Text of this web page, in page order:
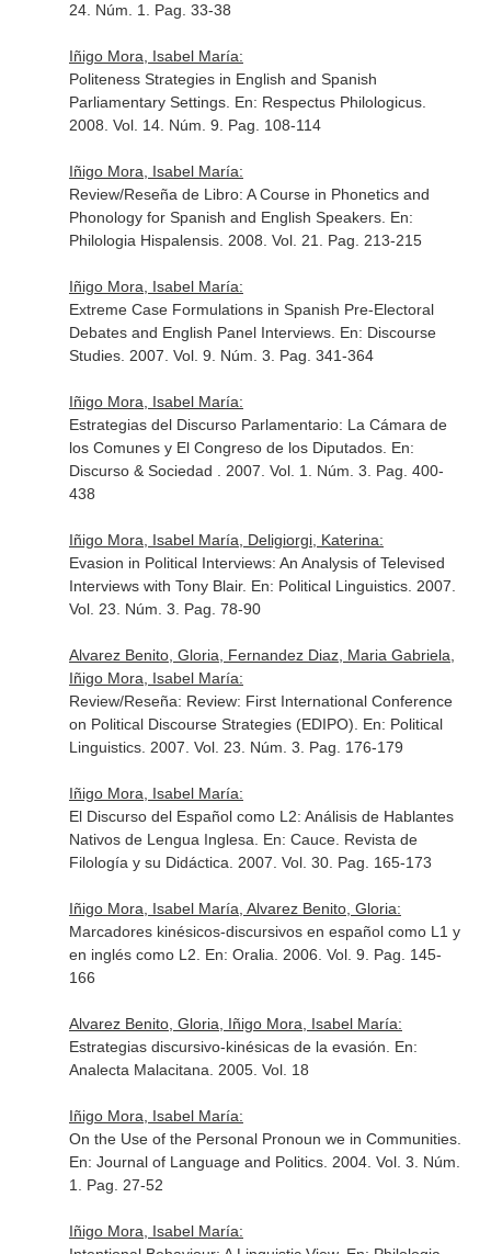
24. Núm. 1. Pag. 33-38
Iñigo Mora, Isabel María:
Politeness Strategies in English and Spanish
Parliamentary Settings. En: Respectus Philologicus.
2008. Vol. 14. Núm. 9. Pag. 108-114
Iñigo Mora, Isabel María:
Review/Reseña de Libro: A Course in Phonetics and
Phonology for Spanish and English Speakers. En:
Philologia Hispalensis. 2008. Vol. 21. Pag. 213-215
Iñigo Mora, Isabel María:
Extreme Case Formulations in Spanish Pre-Electoral
Debates and English Panel Interviews. En: Discourse
Studies. 2007. Vol. 9. Núm. 3. Pag. 341-364
Iñigo Mora, Isabel María:
Estrategias del Discurso Parlamentario: La Cámara de
los Comunes y El Congreso de los Diputados. En:
Discurso & Sociedad
. 2007. Vol. 1. Núm. 3. Pag. 400-
438
Iñigo Mora, Isabel María, Deligiorgi, Katerina:
Evasion in Political Interviews: An Analysis of Televised
Interviews with Tony Blair. En: Political Linguistics. 2007.
Vol. 23. Núm. 3. Pag. 78-90
Alvarez Benito, Gloria, Fernandez Diaz, Maria Gabriela,
Iñigo Mora, Isabel María:
Review/Reseña: Review: First International Conference
on Political Discourse Strategies (EDIPO). En: Political
Linguistics. 2007. Vol. 23. Núm. 3. Pag. 176-179
Iñigo Mora, Isabel María:
El Discurso del Español como L2: Análisis de Hablantes
Nativos de Lengua Inglesa. En: Cauce. Revista de
Filología y su Didáctica . 2007. Vol. 30. Pag. 165-173
Iñigo Mora, Isabel María, Alvarez Benito, Gloria:
Marcadores kinésicos-discursivos en español como L1 y
en inglés como L2. En: Oralia . 2006. Vol. 9. Pag. 145-
166
Alvarez Benito, Gloria, Iñigo Mora, Isabel María:
Estrategias discursivo-kinésicas de la evasión. En:
Analecta Malacitana . 2005. Vol. 18
Iñigo Mora, Isabel María:
On the Use of the Personal Pronoun we in Communities.
En: Journal of Language and Politics. 2004. Vol. 3. Núm.
1. Pag. 27-52
Iñigo Mora, Isabel María: